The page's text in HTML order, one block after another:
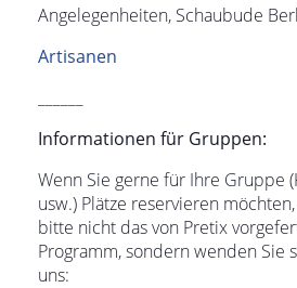
Angelegenheiten, Schaubude
Artisanen
Informationen für Gruppen:
Wenn Sie gerne für Ihre Gruppe
usw.) Plätze reservieren
bitte nicht das von Pretix
Programm, sondern wenden Sie
uns: